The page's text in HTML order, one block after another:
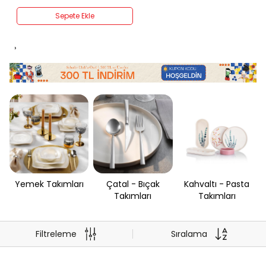
Sepete Ekle
›
Yemek Takımları
Çatal - Bıçak
Takımları
Kahvaltı - Pasta
Takımları
Filtreleme Sıralama